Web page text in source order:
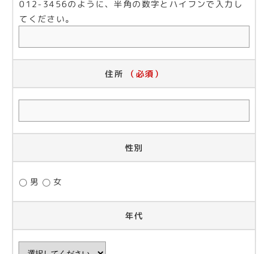
012-3456のように、半角の数字とハイフンで入力し
てください。
住所 （必須）
性別
男 女
年代